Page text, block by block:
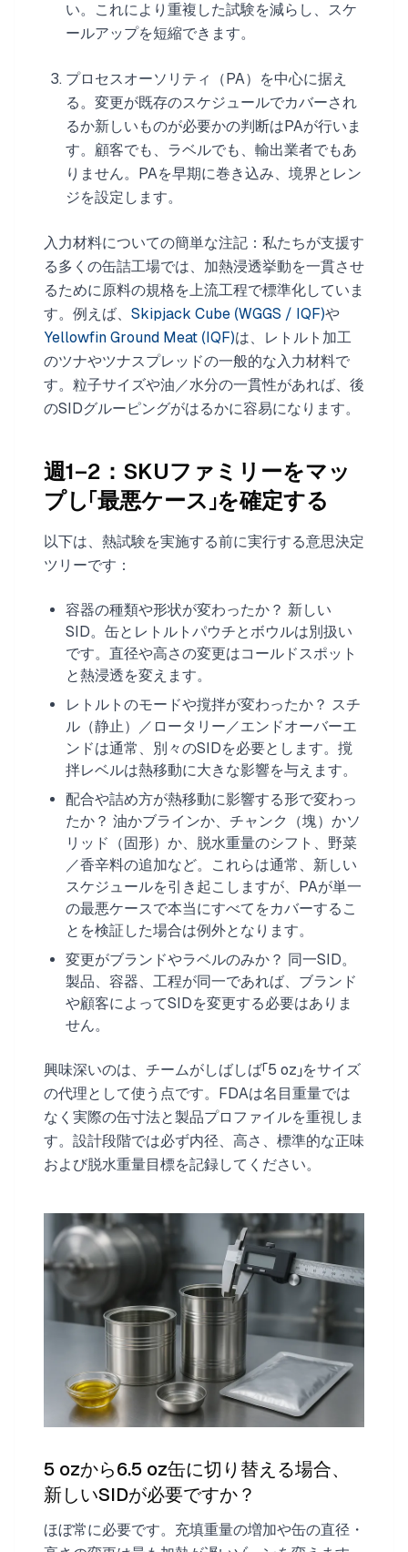
い。これにより重複した試験を減らし、スケ
ールアップを短縮できます。
プロセスオーソリティ（PA）を中心に据え
る。変更が既存のスケジュールでカバーされ
るか新しいものが必要かの判断はPAが行いま
す。顧客でも、ラベルでも、輸出業者でもあ
りません。PAを早期に巻き込み、境界とレン
ジを設定します。
入力材料についての簡単な注記：私たちが支援す
る多くの缶詰工場では、加熱浸透挙動を一貫させ
るために原料の規格を上流工程で標準化していま
す。例えば、 Skipjack Cube (WGGS / IQF)や
Yellowfin Ground Meat (IQF)は、レトルト加工
のツナやツナスプレッドの一般的な入力材料で
す。粒子サイズや油／水分の一貫性があれば、後
のSIDグルーピングがはるかに容易になります。
週1–2：SKUファミリーをマッ
プし「最悪ケース」を確定する
以下は、熱試験を実施する前に実行する意思決定
ツリーです：
容器の種類や形状が変わったか？ 新しい
SID。缶とレトルトパウチとボウルは別扱い
です。直径や高さの変更はコールドスポット
と熱浸透を変えます。
レトルトのモードや撹拌が変わったか？ スチ
ル（静止）／ロータリー／エンドオーバーエ
ンドは通常、別々のSIDを必要とします。撹
拌レベルは熱移動に大きな影響を与えます。
配合や詰め方が熱移動に影響する形で変わっ
たか？ 油かブラインか、チャンク（塊）かソ
リッド（固形）か、脱水重量のシフト、野菜
／香辛料の追加など。これらは通常、新しい
スケジュールを引き起こしますが、PAが単一
の最悪ケースで本当にすべてをカバーするこ
とを検証した場合は例外となります。
変更がブランドやラベルのみか？ 同一SID。
製品、容器、工程が同一であれば、ブランド
や顧客によってSIDを変更する必要はありま
せん。
興味深いのは、チームがしばしば「5 oz」をサイズ
の代理として使う点です。FDAは名目重量では
なく実際の缶寸法と製品プロファイルを重視しま
す。設計段階では必ず内径、高さ、標準的な正味
および脱水重量目標を記録してください。
5 ozから6.5 oz缶に切り替える場合、
新しいSIDが必要ですか？
ほぼ常に必要です。充填重量の増加や缶の直径・